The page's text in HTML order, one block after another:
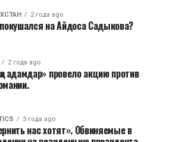
2 года ago
на Айдоса Садыкова?
2 года ago
адамдар» провело акцию против
3 года ago
нас хотят». Обвиняемые в